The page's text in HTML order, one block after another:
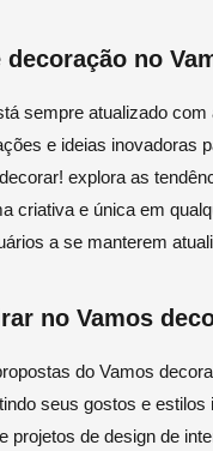
decoração no
sempre atualizado
e ideias inovadoras
explora as
criativa e única em
a se manterem
no Vamos
do Vamos
seus gostos e
projetos de design de